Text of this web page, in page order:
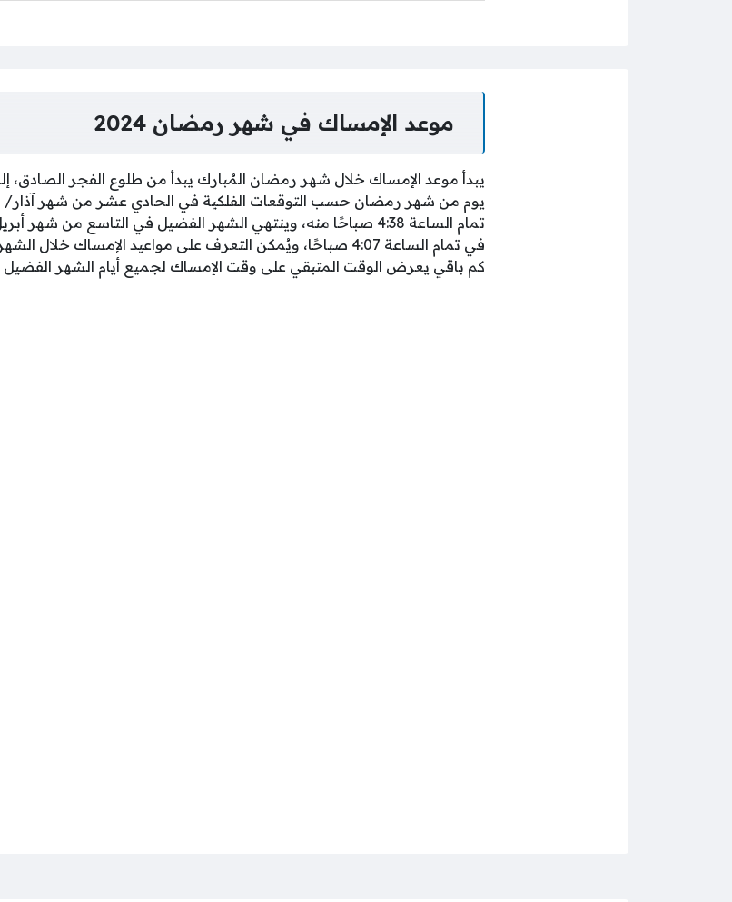
موعد الإمساك في شهر رمضان 2024
يبدأ موعد الإمساك خلال شهر رمضان المُبارك يبدأ من طلوع الفجر
يوم من شهر رمضان حسب التوقعات الفلكية في الحادي عشر من شهر
تمام الساعة 4:38 صباحًا منه، وينتهي الشهر الفضيل في التاسع من
في تمام الساعة 4:07 صباحًا، ويُمكن التعرف على مواعيد الإمساك
كم باقي يعرض الوقت المتبقي على وقت الإمساك لجميع أيام الشهر الفضيل